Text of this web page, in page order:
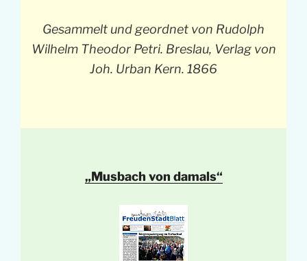
Gesammelt und geordnet von Rudolph
Wilhelm Theodor Petri. Breslau, Verlag von
Joh. Urban Kern. 1866
„Musbach von damals“